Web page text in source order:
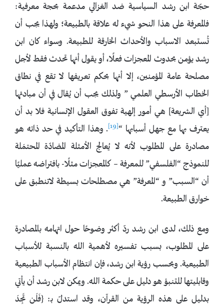
حجّة ابن رشد السياسية ضد الغزالي مدعمة بحجة معرفية:
فالمعرفة على هذا النحو شيء له علاقة بالطبيعة؛ ولهذا يجب أن
تُستبعد الاسباب والأحداث الخارقة للطبيعة. وسواء كان ابن
رشد يؤمن بحدوث المعجزات فعلًا، أو يقول أنها تحدث فقط لأجل
مصلحة عامة المؤمنين، إلا أنها بحكم تعريفها لا تقع في نطاق
الخطاب الأرسطي العلمي ” ولذلك يجب أن يُقال في أن مبادئها
[أي الشريعة] هي أمور إلهية تفوق العقول الإنسانية فلا بد أن
يعترف بها مع جهل أسبابها “[19]
. وهذا التأكيد في حد ذاته هو
مصادرة على المطلوب لأنه لا يُعالج الأمثلة المضادّة المحتمَلة
للنموذج “الفلسفي” للمعرفة – كالمعجزات مثلًا- بافتراضه عمليًا
أن “السبب” و “المعرفة” هي مصطلحات بسيطة لاتنطبق على
خوارق الطبيعة.
ومع ذلك، لدى ابن رشد ردّ أكثر وضوحًا حول اتهامه بالمصادرة
على المطلوب، بسبب تفسيره لأهمية الله بالنسبة للأسباب
الطبيعية. وبحسب رؤية ابن رشد، فإن انتظام الأسباب الطبيعية
وقابليتها للتنبؤ هو دليل على حكمة الله. ويمكن لابن رشد أن يأتي
بدليل على هذه الرؤية من القرآن، وقد استدلّ بـ: {فَلَن تَجِدَ